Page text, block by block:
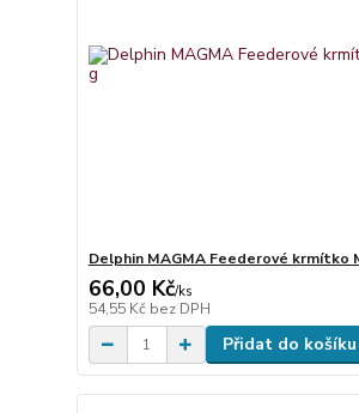
Delphin MAGMA Feederové krmítko
66,00 Kč/ks
54,55 Kč bez DPH
Přidat do košíku